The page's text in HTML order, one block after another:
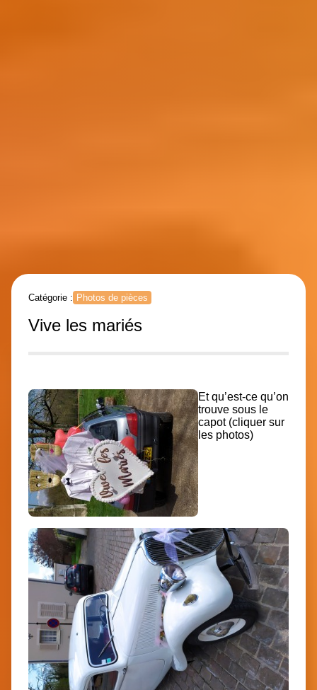
Catégorie : Photos de pièces
Vive les mariés
Et qu’est-ce qu’on
trouve sous le
capot (cliquer sur
les photos)